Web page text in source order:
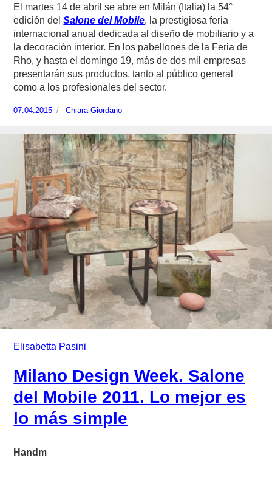
El martes 14 de abril se abre en Milán (Italia) la 54°
edición delSalone del Mobile, la prestigiosa feria
internacional anual dedicada al diseño de mobiliario y a
la decoración interior. En los pabellones de la Feria de
Rho, y hasta el domingo 19, más de dos mil empresas
presentarán sus productos, tanto al público general
como a los profesionales del sector.
Publicado
07.04.2015
https://www.experimenta.es/author/chiara-
Chiara Giordano
Elisabetta Pasini
Milano Design Week. Salone
del Mobile 2011. Lo mejor es
lo más simple
Handm